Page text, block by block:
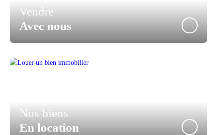
Vendre
Avec nous
Nos biens
En location